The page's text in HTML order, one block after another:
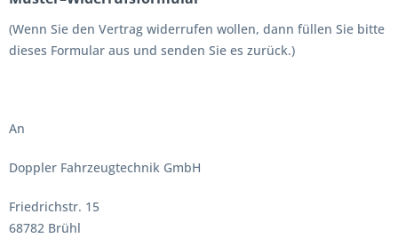
(Wenn Sie den Vertrag widerrufen wollen, dann füllen Sie bitte
dieses Formular aus und senden Sie es zurück.)
An
Doppler Fahrzeugtechnik GmbH
Friedrichstr. 15
68782 Brühl